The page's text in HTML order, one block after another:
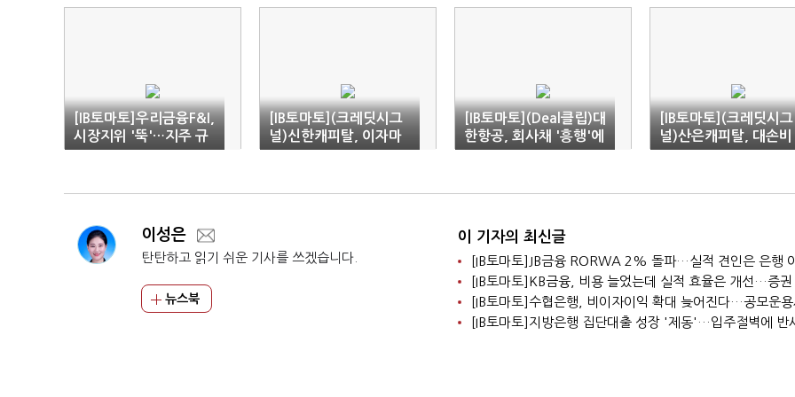
[IB토마토]우리금융F&I,
시장지위 '뚝'…지주 규
제 이중고
[IB토마토](크레딧시그
널)신한캐피탈, 이자마
진 줄고 대손비용 늘어
[IB토마토](Deal클립)대
한항공, 회사채 '흥행'에
3천억으로 증액 발행
[IB토마토](크레딧시그
널)산은캐피탈, 대손비
용 '마이너스'…건전성
이성은
탄탄하고 읽기 쉬운 기사를 쓰겠습니다.
뉴스북
이 기자의 최신글